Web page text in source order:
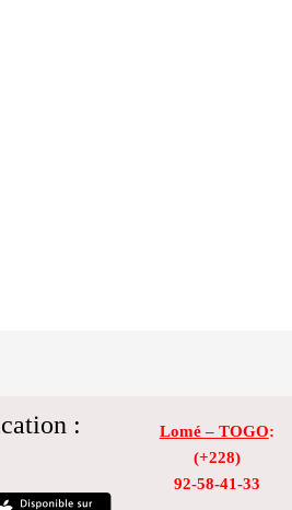
: Lomé – TOGO:
(+228)
92-58-41-33